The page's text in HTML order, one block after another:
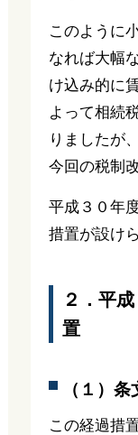
このように
なれば大幅
け込み的に
よって相続
りましたが
今回の税制
平成３０年
措置が設け
２．平
置
（１）
この経過措